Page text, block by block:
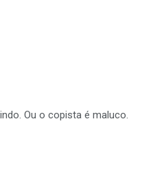
Ou o copista é maluco.